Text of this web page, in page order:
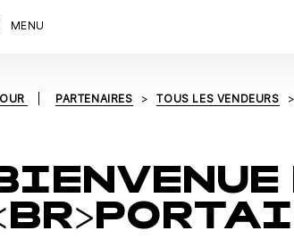
MENU
PARTENAIRES TOUS LES VENDEURS